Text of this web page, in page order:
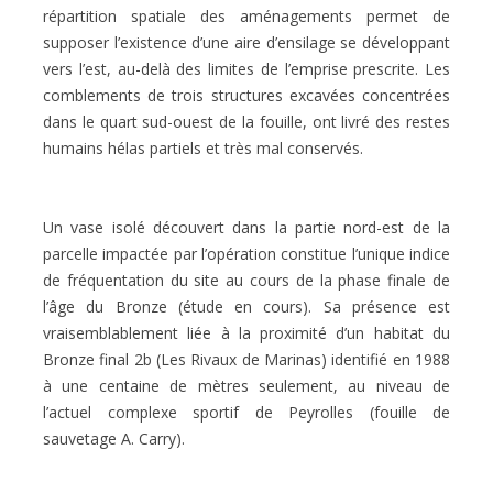
répartition spatiale des aménagements permet de
supposer l’existence d’une aire d’ensilage se développant
vers l’est, au-delà des limites de l’emprise prescrite. Les
comblements de trois structures excavées concentrées
dans le quart sud-ouest de la fouille, ont livré des restes
humains hélas partiels et très mal conservés.
Un vase isolé découvert dans la partie nord-est de la
parcelle impactée par l’opération constitue l’unique indice
de fréquentation du site au cours de la phase finale de
l’âge du Bronze (étude en cours). Sa présence est
vraisemblablement liée à la proximité d’un habitat du
Bronze final 2b (Les Rivaux de Marinas) identifié en 1988
à une centaine de mètres seulement, au niveau de
l’actuel complexe sportif de Peyrolles (fouille de
sauvetage A. Carry).